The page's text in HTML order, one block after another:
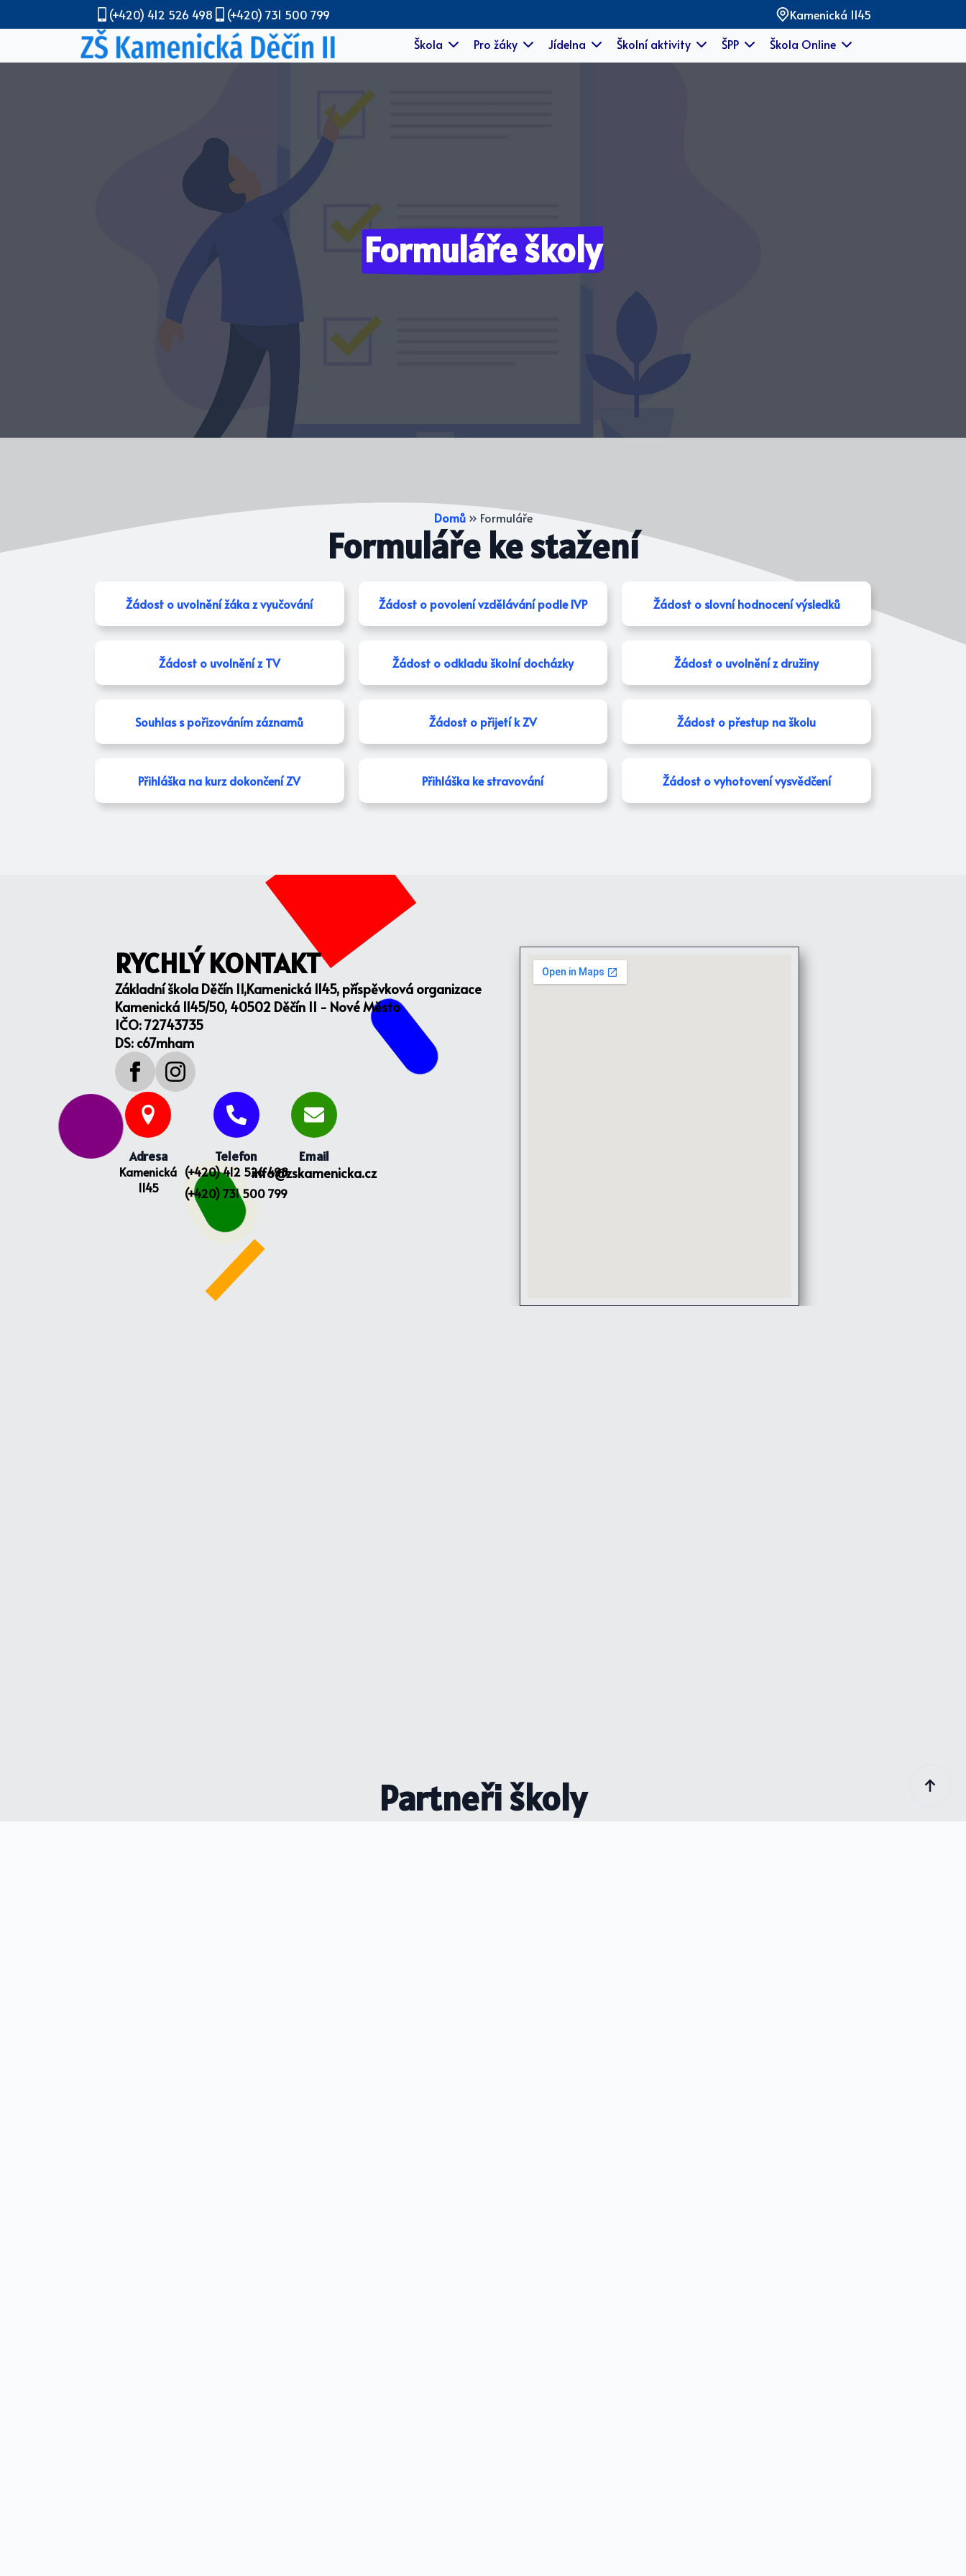
(+420) 412 526 498 (+420) 731 500 799
Kamenická 1145
Škola
Pro žáky Jídelna Školní aktivity ŠPP Škola Online
Formuláře školy
Domů » Formuláře
Formuláře ke stažení
Žádost o uvolnění žáka z vyučování Žádost o povolení vzdělávání podle IVP Žádost o slovní hodnocení výsledků
Žádost o uvolnění z TV Žádost o odkladu školní docházky Žádost o uvolnění z družiny
Souhlas s pořizováním záznamů Žádost o přijetí k ZV Žádost o přestup na školu
Přihláška na kurz dokončení ZV Přihláška ke stravování Žádost o vyhotovení vysvědčení
RYCHLÝ KONTAKT
Základní škola Děčín II,Kamenická 1145, příspěvková organizace
Kamenická 1145/50, 40502 Děčín II - Nové Město
IČO: 72743735
DS: c67mham
Adresa
Kamenická
1145
Telefon
(+420) 412 526 498
(+420) 731 500 799
Email
info@zskamenicka.cz
Partneři školy